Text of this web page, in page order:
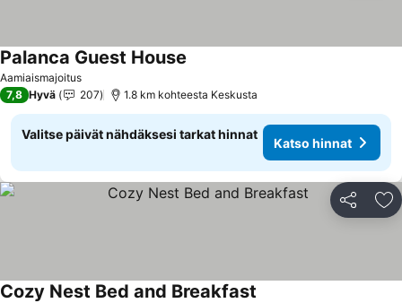
Aamiaismajoitus
Palanca Guest House
7,8 Hyvä 207 1.8 km kohteesta Keskusta
Valitse päivät nähdäksesi tarkat hinnat
Katso hinnat
Jaa
Cozy Nest Bed and Breakfast